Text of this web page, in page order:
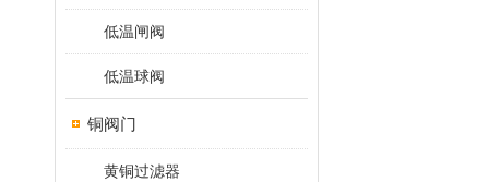
低温闸阀
低温球阀
铜阀门
黄铜过滤器